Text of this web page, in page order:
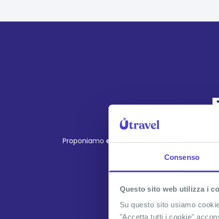
Consenso
Questo sito web utilizza i
Su questo sito usiamo
"Accetta tutti i cookie"
Proponiamo esperienze autenticheche ti
Alcune